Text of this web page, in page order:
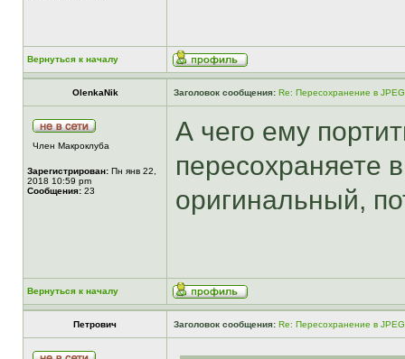
Вернуться к началу
OlenkaNik Заголовок сообщения: Re: Пересохранение в JPEG
Член Макроклуба
Зарегистрирован: Пн янв 22,
2018 10:59 pm
Сообщения: 23
А чего ему
пересохраняете
оригинальный,
Вернуться к началу
Петрович Заголовок сообщения: Re: Пересохранение в JPEG